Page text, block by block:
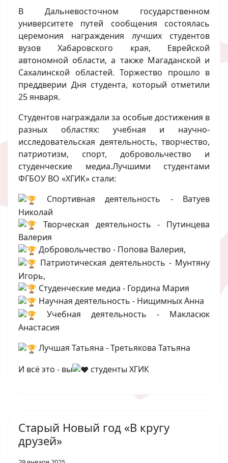
В Дальневосточном государственном
университете путей сообщения состоялась
церемония награждения лучших студентов
вузов Хабаровского края, Еврейской
автономной области, а также Магаданской и
Сахалинской областей. Торжество прошло в
преддверии Дня студента, который отметили
25 января.
Студентов награждали за особые достижения в
разных областях: учебная и научно-
исследовательская деятельность, творчество,
патриотизм, спорт, добровольчество и
студенческие медиа.Лучшими студентами
ФГБОУ ВО «ХГИК» стали:
Спортивная деятельность - Ватуев
Николай
Творческая деятельность - Путинцева
Валерия
Добровольчество - Попова Валерия,
Патриотическая деятельность - Мунтяну
Игорь,
Студенческие медиа - Гордина Мария
Научная деятельность - Нищимных Анна
Учебная деятельность - Макласюк
Анастасия
Лучшая Татьяна - Третьякова Татьяна
И всё это - вы
студенты ХГИК
Старый Новый год «В кругу
друзей»